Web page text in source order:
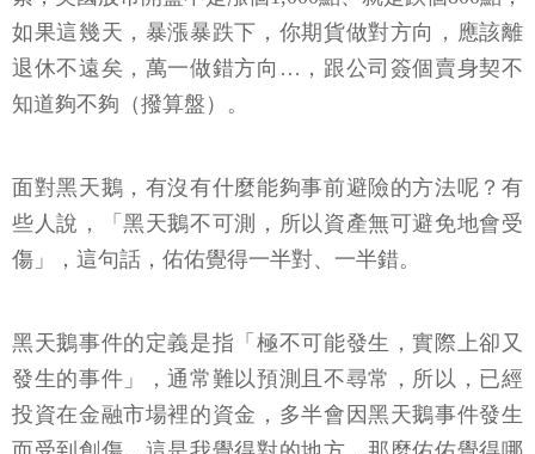
如果這幾天，暴漲暴跌下，你期貨做對方向，應該離
退休不遠矣，萬一做錯方向…，跟公司簽個賣身契不
知道夠不夠（撥算盤）。
面對黑天鵝，有沒有什麼能夠事前避險的方法呢？有
些人說，「黑天鵝不可測，所以資產無可避免地會受
傷」，這句話，佑佑覺得一半對、一半錯。
黑天鵝事件的定義是指「極不可能發生，實際上卻又
發生的事件」，通常難以預測且不尋常，所以，已經
投資在金融市場裡的資金，多半會因黑天鵝事件發生